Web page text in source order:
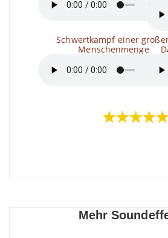
Schwertkampf einer
Menschenmenge
Mehr